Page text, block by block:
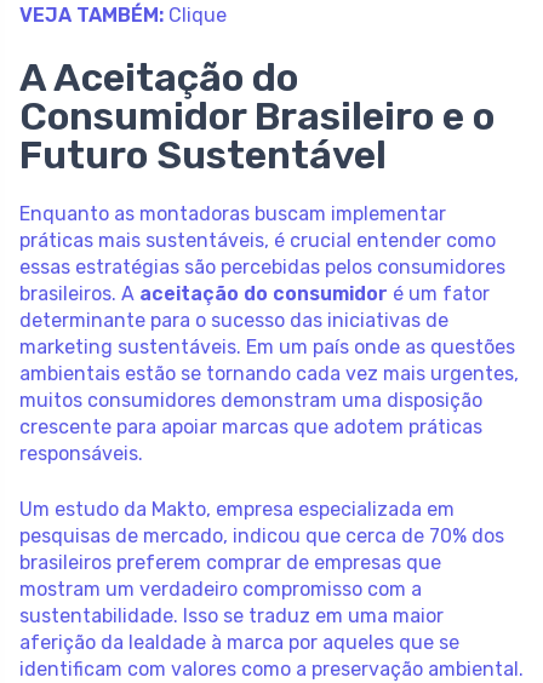
VEJA TAMBÉM: Clique
A Aceitação do
Consumidor Brasileiro e o
Futuro Sustentável
Enquanto as montadoras buscam implementar
práticas mais sustentáveis, é crucial entender como
essas estratégias são percebidas pelos consumidores
brasileiros. A aceitação do consumidor é um fator
determinante para o sucesso das iniciativas de
marketing sustentáveis. Em um país onde as questões
ambientais estão se tornando cada vez mais urgentes,
muitos consumidores demonstram uma disposição
crescente para apoiar marcas que adotem práticas
responsáveis.
Um estudo da Makto, empresa especializada em
pesquisas de mercado, indicou que cerca de 70% dos
brasileiros preferem comprar de empresas que
mostram um verdadeiro compromisso com a
sustentabilidade. Isso se traduz em uma maior
aferição da lealdade à marca por aqueles que se
identificam com valores como a preservação ambiental.